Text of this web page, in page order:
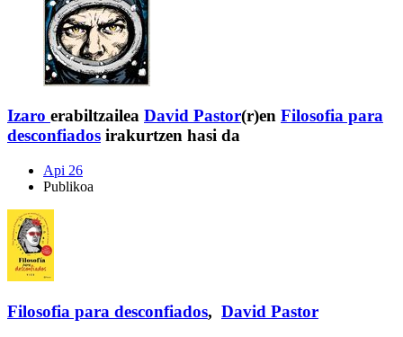
Izaro erabiltzailea David Pastor(r)en Filosofia para
desconfiados irakurtzen hasi da
Api 26
Publikoa
Filosofia para desconfiados, David Pastor